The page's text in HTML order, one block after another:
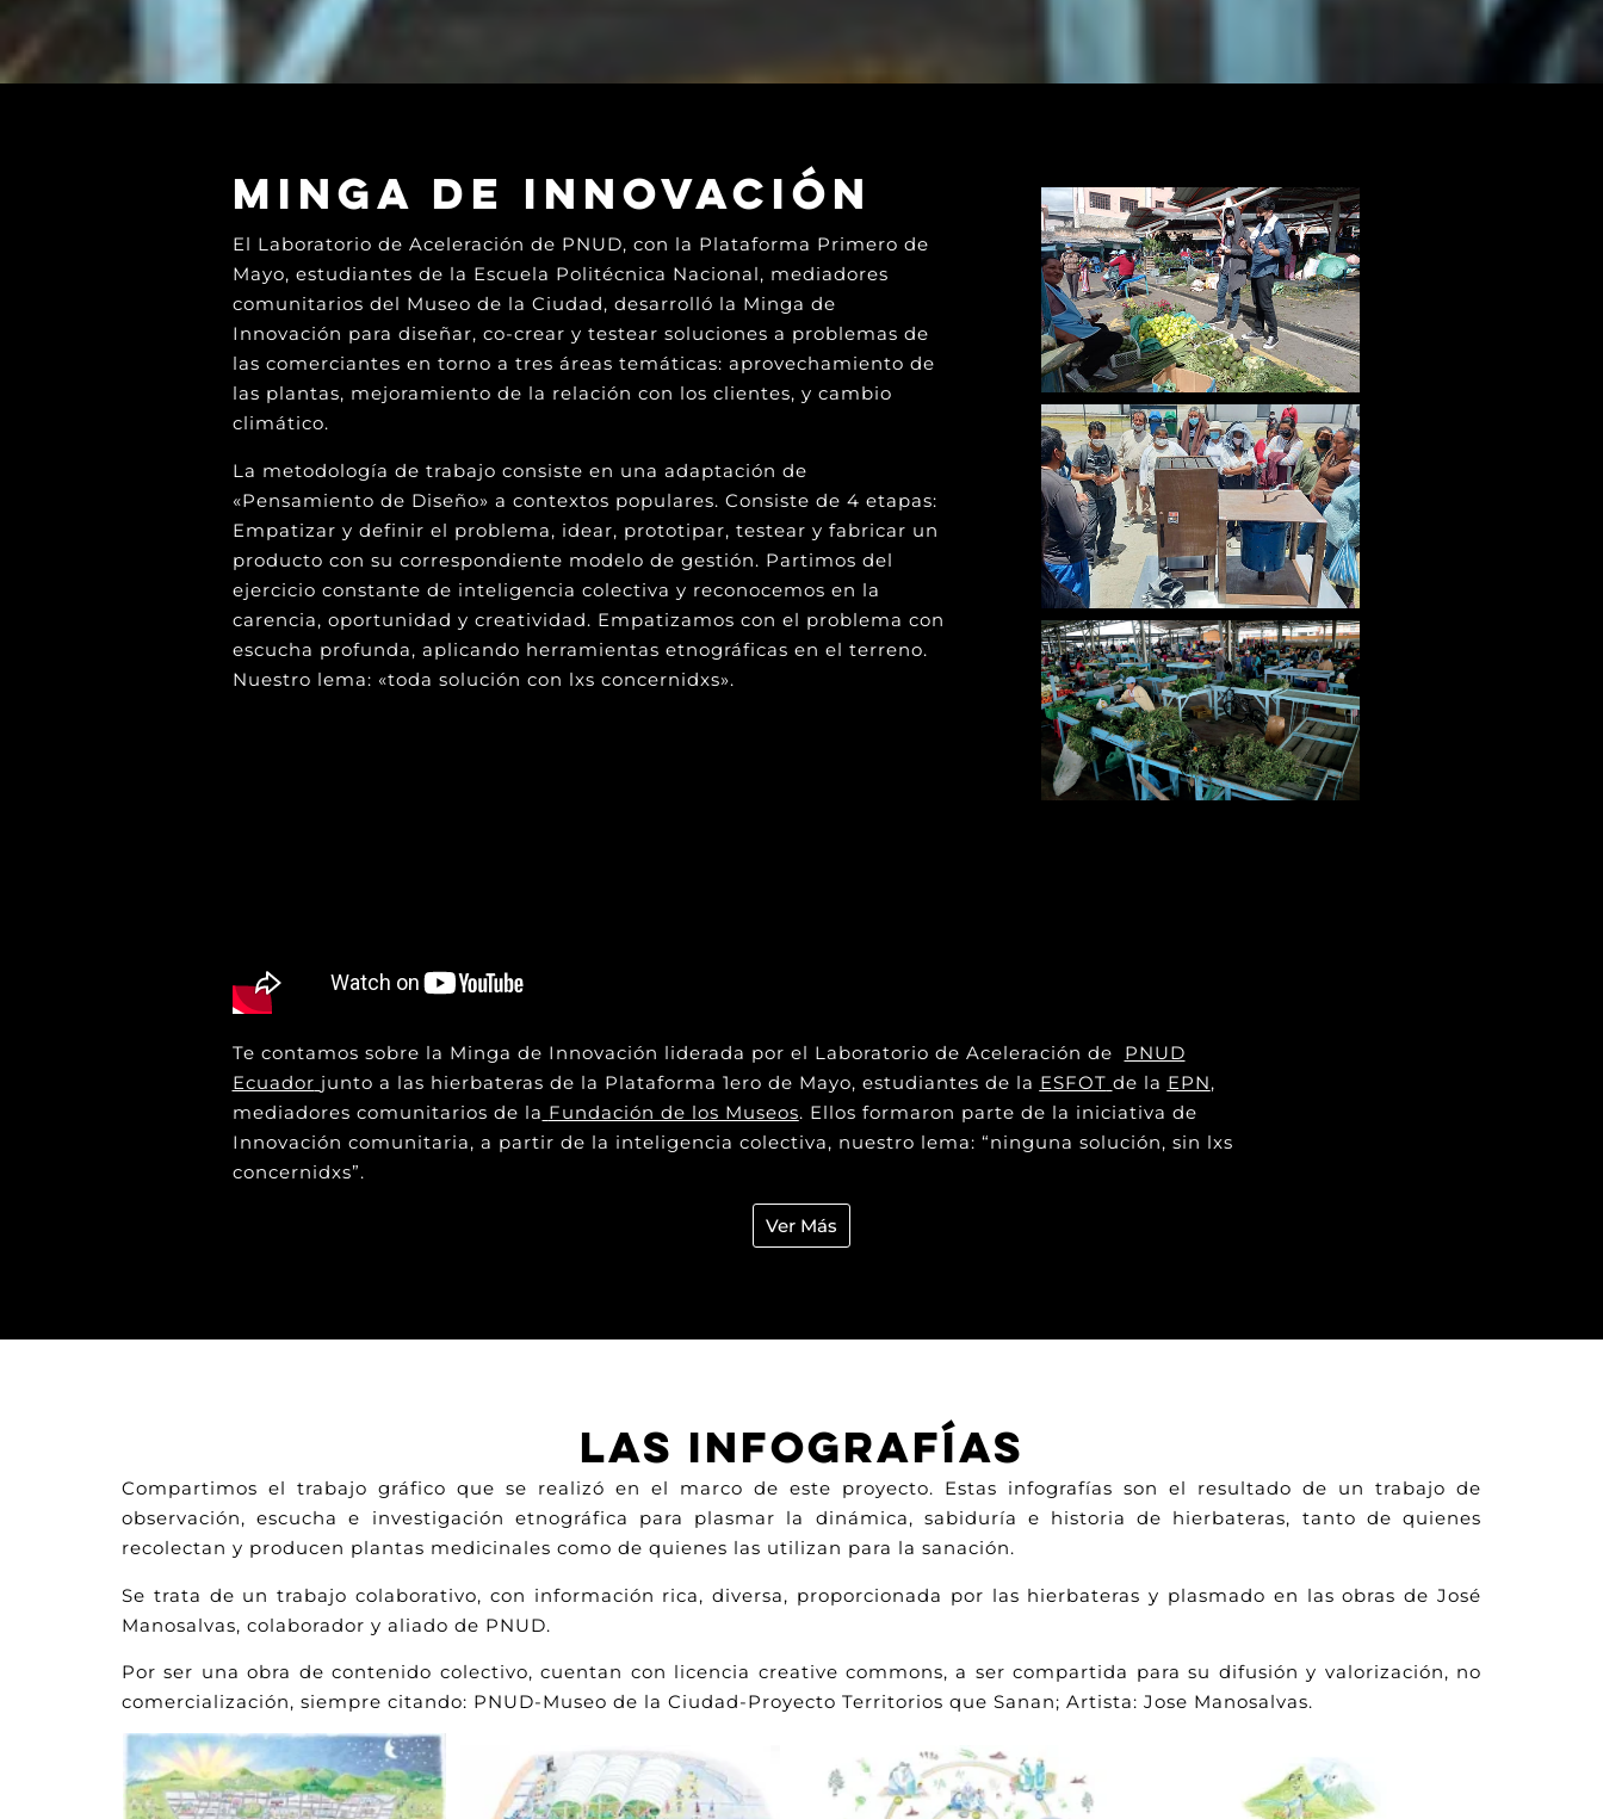
MINGA DE INNOVACIÓN
El Laboratorio de Aceleración de PNUD, con la Plataforma Primero de
Mayo, estudiantes de la Escuela Politécnica Nacional, mediadores
comunitarios del Museo de la Ciudad, desarrolló la Minga de
Innovación para diseñar, co-crear y testear soluciones a problemas de
las comerciantes en torno a tres áreas temáticas: aprovechamiento de
las plantas, mejoramiento de la relación con los clientes, y cambio
climático.
La metodología de trabajo consiste en una adaptación de
«Pensamiento de Diseño» a contextos populares. Consiste de 4 etapas:
Empatizar y definir el problema, idear, prototipar, testear y fabricar un
producto con su correspondiente modelo de gestión. Partimos del
ejercicio constante de inteligencia colectiva y reconocemos en la
carencia, oportunidad y creatividad. Empatizamos con el problema con
escucha profunda, aplicando herramientas etnográficas en el terreno.
Nuestro lema: «toda solución con lxs concernidxs».
Te contamos sobre la Minga de Innovación liderada por el Laboratorio de Aceleración de PNUD
Ecuador junto a las hierbateras de la Plataforma 1ero de Mayo, estudiantes de la ESFOT de la EPN,
mediadores comunitarios de la Fundación de los Museos. Ellos formaron parte de la iniciativa de
Innovación comunitaria, a partir de la inteligencia colectiva, nuestro lema: “ninguna solución, sin lxs
concernidxs”.
Ver Más
Las infografías
Compartimos el trabajo gráfico que se realizó en el marco de este proyecto. Estas infografías son el resultado de un trabajo de
observación, escucha e investigación etnográfica para plasmar la dinámica, sabiduría e historia de hierbateras, tanto de quienes
recolectan y producen plantas medicinales como de quienes las utilizan para la sanación.
Se trata de un trabajo colaborativo, con información rica, diversa, proporcionada por las hierbateras y plasmado en las obras de José
Manosalvas, colaborador y aliado de PNUD.
Por ser una obra de contenido colectivo, cuentan con licencia creative commons, a ser compartida para su difusión y valorización, no
comercialización, siempre citando: PNUD-Museo de la Ciudad-Proyecto Territorios que Sanan; Artista: Jose Manosalvas.